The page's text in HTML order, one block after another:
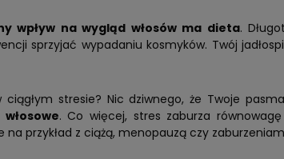
wpływ na wygląd włosów ma dieta.
sprzyjać wypadaniu kosmyków. Twój
ciągłym stresie? Nic dziwnego, że Twoje
. Co więcej, stres zaburza
na przykład z ciążą, menopauzą czy